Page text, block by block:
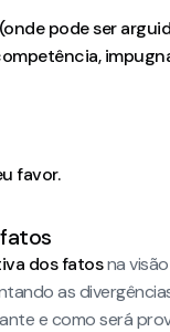
pode ser
favor.
dos fatosna
as
e como será